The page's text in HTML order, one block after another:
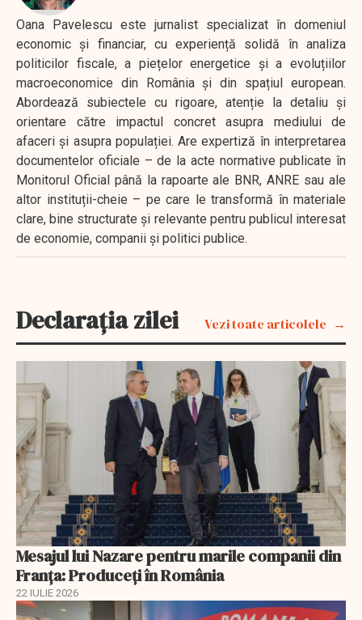
Oana Pavelescu este jurnalist specializat în domeniul
economic și financiar, cu experiență solidă în analiza
politicilor fiscale, a piețelor energetice și a evoluțiilor
macroeconomice din România și din spațiul european.
Abordează subiectele cu rigoare, atenție la detaliu și
orientare către impactul concret asupra mediului de
afaceri și asupra populației. Are expertiză în interpretarea
documentelor oficiale – de la acte normative publicate în
Monitorul Oficial până la rapoarte ale BNR, ANRE sau ale
altor instituții-cheie – pe care le transformă în materiale
clare, bine structurate și relevante pentru publicul interesat
de economie, companii și politici publice.
Declarația zilei Vezi toate articolele
Mesajul lui Nazare pentru marile companii din
Franța: Produceți în România
22 IULIE 2026